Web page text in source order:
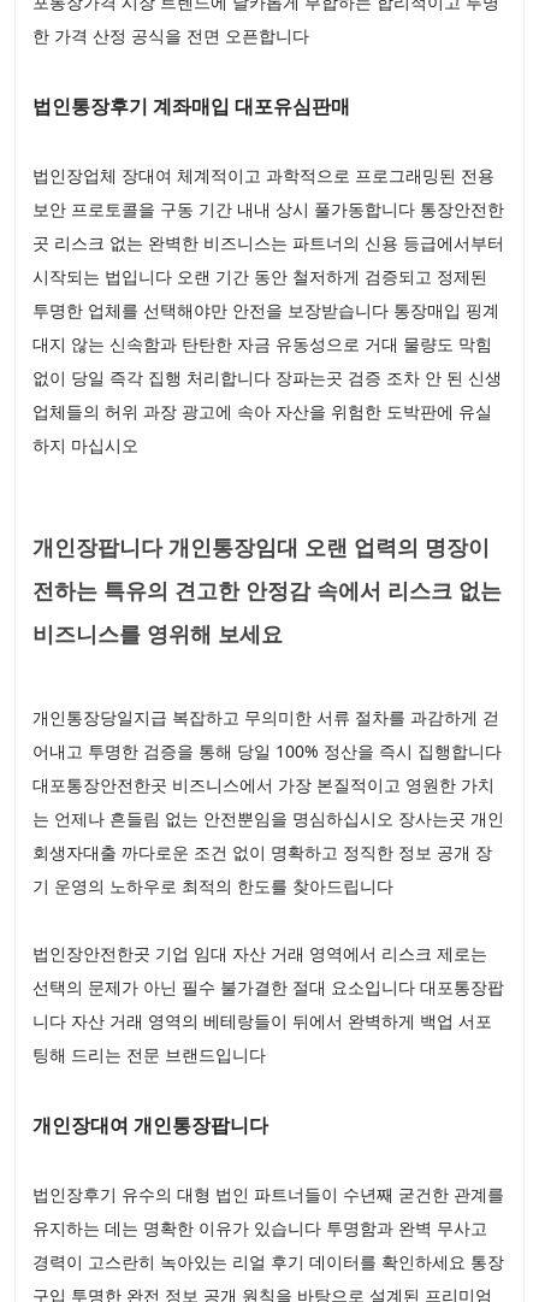
한 가격 산정 공식을 전면 오픈합니다
법인통장후기 계좌매입 대포유심판매
법인장업체 장대여 체계적이고 과학적으로 프로그래밍된 전용
보안 프로토콜을 구동 기간 내내 상시 풀가동합니다 통장안전한
곳 리스크 없는 완벽한 비즈니스는 파트너의 신용 등급에서부터
시작되는 법입니다 오랜 기간 동안 철저하게 검증되고 정제된
투명한 업체를 선택해야만 안전을 보장받습니다 통장매입 핑계
대지 않는 신속함과 탄탄한 자금 유동성으로 거대 물량도 막힘
없이 당일 즉각 집행 처리합니다 장파는곳 검증 조차 안 된 신생
업체들의 허위 과장 광고에 속아 자산을 위험한 도박판에 유실
하지 마십시오
개인장팝니다 개인통장임대 오랜 업력의 명장이
전하는 특유의 견고한 안정감 속에서 리스크 없는
비즈니스를 영위해 보세요
개인통장당일지급 복잡하고 무의미한 서류 절차를 과감하게 걷
어내고 투명한 검증을 통해 당일 100% 정산을 즉시 집행합니다
대포통장안전한곳 비즈니스에서 가장 본질적이고 영원한 가치
는 언제나 흔들림 없는 안전뿐임을 명심하십시오 장사는곳 개인
회생자대출 까다로운 조건 없이 명확하고 정직한 정보 공개 장
기 운영의 노하우로 최적의 한도를 찾아드립니다
법인장안전한곳 기업 임대 자산 거래 영역에서 리스크 제로는
선택의 문제가 아닌 필수 불가결한 절대 요소입니다 대포통장팝
니다 자산 거래 영역의 베테랑들이 뒤에서 완벽하게 백업 서포
팅해 드리는 전문 브랜드입니다
개인장대여 개인통장팝니다
법인장후기 유수의 대형 법인 파트너들이 수년째 굳건한 관계를
유지하는 데는 명확한 이유가 있습니다 투명함과 완벽 무사고
경력이 고스란히 녹아있는 리얼 후기 데이터를 확인하세요 통장
구입 투명한 완전 정보 공개 원칙을 바탕으로 설계된 프리미엄